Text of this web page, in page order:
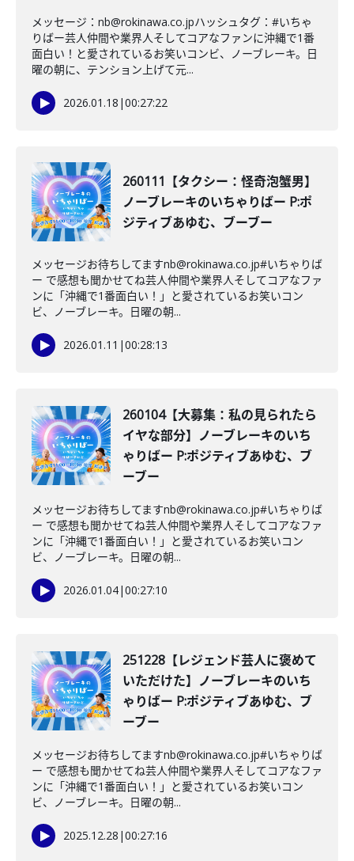
メッセージ：nb@rokinawa.co.jpハッシュタグ：#いちゃ
りばー芸人仲間や業界人そしてコアなファンに沖縄で1番
面白い！と愛されているお笑いコンビ、ノーブレーキ。日
曜の朝に、テンション上げて元...
2026.01.18 |00:27:22
260111【タクシー：怪奇泡蟹男】
ノーブレーキのいちゃりばー P:ポ
ジティブあゆむ、ブーブー
メッセージお待ちしてますnb@rokinawa.co.jp#いちゃりば
ー で感想も聞かせてね芸人仲間や業界人そしてコアなファ
ンに「沖縄で1番面白い！」と愛されているお笑いコン
ビ、ノーブレーキ。日曜の朝...
2026.01.11 |00:28:13
260104【大募集：私の見られたら
イヤな部分】ノーブレーキのいち
ゃりばー P:ポジティブあゆむ、ブ
ーブー
メッセージお待ちしてますnb@rokinawa.co.jp#いちゃりば
ー で感想も聞かせてね芸人仲間や業界人そしてコアなファ
ンに「沖縄で1番面白い！」と愛されているお笑いコン
ビ、ノーブレーキ。日曜の朝...
2026.01.04|00:27:10
251228【レジェンド芸人に褒めて
いただけた】ノーブレーキのいち
ゃりばー P:ポジティブあゆむ、ブ
ーブー
メッセージお待ちしてますnb@rokinawa.co.jp#いちゃりば
ー で感想も聞かせてね芸人仲間や業界人そしてコアなファ
ンに「沖縄で1番面白い！」と愛されているお笑いコン
ビ、ノーブレーキ。日曜の朝...
2025.12.28 |00:27:16